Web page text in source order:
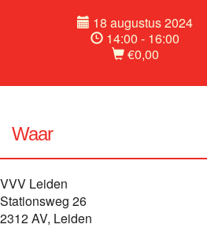
18 augustus 2024
14:00 - 16:00
€0,00
Waar
VVV Leiden
Stationsweg 26
2312 AV, Leiden